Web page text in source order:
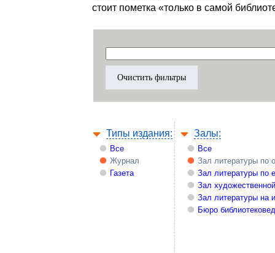
стоит пометка «только в самой
Типы издания:
Все
Журнал
Газета
Залы:
Все
Зал литературы по
Зал литературы по
Зал
Зал литературы на
Бюро